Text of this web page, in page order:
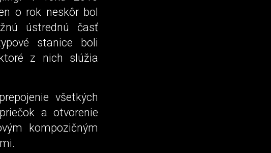
o rok neskôr bol
ústrednú časť
stanice boli
z nich slúžia
všetkých
a otvorenie
kompozičným